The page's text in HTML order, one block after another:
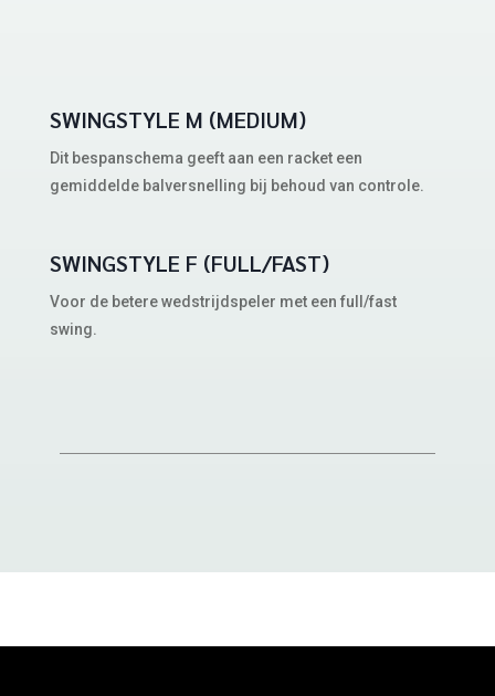
SWINGSTYLE M (MEDIUM)
Dit bespanschema geeft aan een racket een
gemiddelde balversnelling bij behoud van controle.
SWINGSTYLE F (FULL/FAST)
Voor de betere wedstrijdspeler met een full/fast
swing.